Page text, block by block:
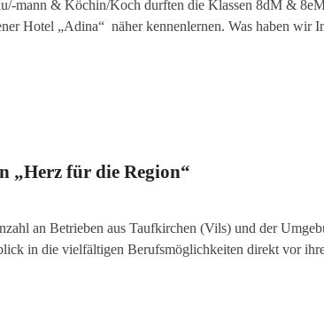
mann & Köchin/Koch durften die Klassen 8dM &
Hotel „Adina“ näher kennenlernen. Was haben wir
„Herz für die Region“
an Betrieben aus Taufkirchen (Vils) und der
in die vielfältigen Berufsmöglichkeiten direkt vor